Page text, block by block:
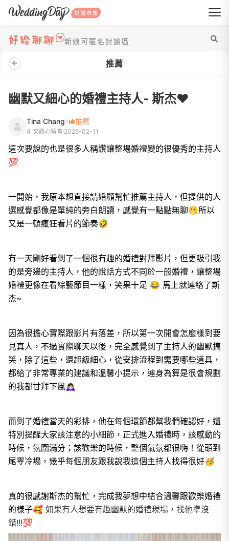
WeddingDay 好婚市集
新娘可匿名討論區
推薦
幽默又細心的婚禮主持人- 斯杰❤️
Tina Chang 推薦
4 次熱心留言 2025-02-11
這次要說的也是很多人稱讚讓整場婚禮變的很優秀的主持人
💯
一開始，我原本想直接請婚顧幫忙推薦主持人，但提供的人
選感覺都像是單純的旁白朗讀，感覺有一點點無聊🫢所以
又是一頓瘋狂看片的節奏🤣
有一天剛好看到了一個很有趣的婚禮對拜影片，但更吸引我
的是旁邊的主持人，他的說話方式不同於一般婚禮，讓整場
婚禮更像在看綜藝節目一樣，笑果十足 😂 馬上就連絡了斯
杰~
因為很擔心實際跟影片有落差，所以第一次開會怎麼樣到要
見真人，不過實際聊天以後，完全感覺到了主持人的幽默搞
笑，除了這些，還超級細心，從安排流程到需要哪些道具，
都給了非常專業的建議和溫馨小提示，連身為算是很會規劃
的我都甘拜下風🙇🏻‍♀️
而到了婚禮當天的彩排，他在每個環節都幫我們確認好，還
特別提醒大家該注意的小細節，正式進入婚禮時，該感動的
時候，氛圍滿分；該歡樂的時候，整個氣氛都很嗨！從頭到
尾零冷場，幾乎每個朋友跟我說我這個主持人找得很好🥳
真的很感謝斯杰的幫忙，完成我夢想中結合溫馨跟歡樂婚禮
的樣子🥰 如果有人想要有趣幽默的婚禮現場，找他準沒
錯!!!💯